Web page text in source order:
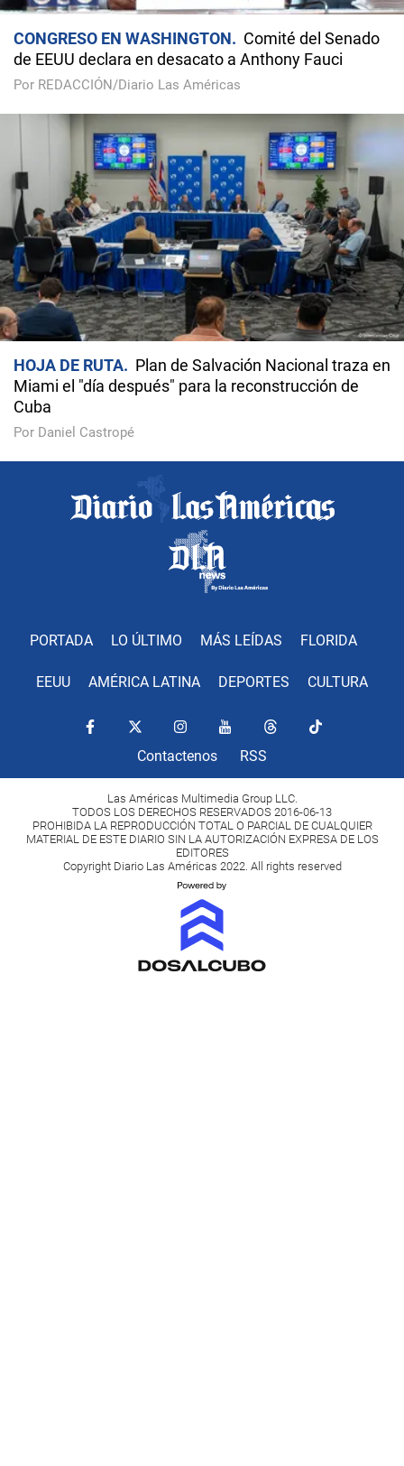
CONGRESO EN WASHINGTON
Comité del Senado
de EEUU declara en desacato a Anthony Fauci
Por REDACCIÓN/Diario Las Américas
HOJA DE RUTA
Plan de Salvación Nacional traza en
Miami el "día después" para la reconstrucción de
Cuba
Por Daniel Castropé
PORTADA LO ÚLTIMO MÁS LEÍDAS FLORIDA
EEUU AMÉRICA LATINA DEPORTES CULTURA
Contactenos RSS
Las Américas Multimedia Group LLC.
TODOS LOS DERECHOS RESERVADOS 2016-06-13
PROHIBIDA LA REPRODUCCIÓN TOTAL O PARCIAL DE CUALQUIER
MATERIAL DE ESTE DIARIO SIN LA AUTORIZACIÓN EXPRESA DE LOS
EDITORES
Copyright Diario Las Américas 2022. All rights reserved